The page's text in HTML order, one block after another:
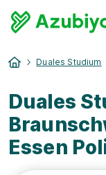
Duales Studium
Duales
Essen